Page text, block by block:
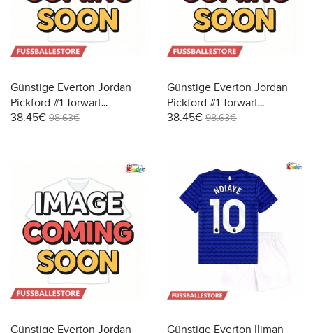
Günstige Everton Jordan
Pickford #1 Torwart
Heimtrikotsatz Kinder
38.45€ 98.63€
Günstige Everton Jordan
Pickford #1 Torwart
Auswärts Trikotsatzt Kinder
38.45€ 98.63€
Günstige Everton Jordan Günstige Everton Iliman